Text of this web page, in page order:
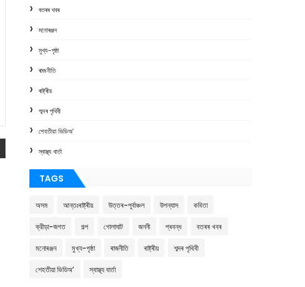
বতৰৰ খবৰ
মনোৰঞ্জন
মুখ্য-পৃষ্ঠা
ৰাজনীতি
ৰাষ্ট্ৰীয়
শব্দৰ পৃথিবী
শেহতীয়া ভিডিঅ’
স্বাস্থ্য বাৰ্তা
TAGS
অসম আন্তঃৰাষ্ট্ৰীয় উত্তৰ-পূৰ্বাঞ্চল উপন্যাস কবিতা
ক্রীড়া-জগত গল্প গোলাঘাট জননী প্ৰবন্ধ বতৰৰ খবৰ
মনোৰঞ্জন মুখ্য-পৃষ্ঠা ৰাজনীতি ৰাষ্ট্ৰীয় শব্দৰ পৃথিবী
শেহতীয়া ভিডিঅ’ স্বাস্থ্য বাৰ্তা